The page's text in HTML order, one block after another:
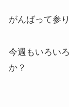
がんばって参
今週もいろい
か？